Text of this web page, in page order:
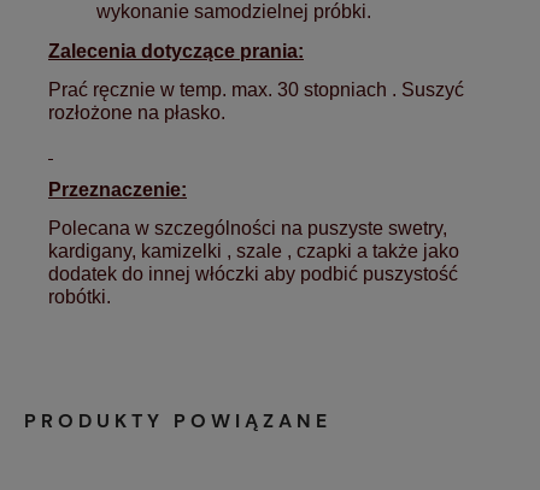
wykonanie samodzielnej próbki.
Zalecenia dotyczące prania:
Prać ręcznie w temp. max. 30 stopniach . Suszyć
rozłożone na płasko.
Przeznaczenie:
Polecana w szczególności na puszyste swetry,
kardigany, kamizelki , szale , czapki a także jako
dodatek do innej włóczki aby podbić puszystość
robótki.
PRODUKTY POWIĄZANE